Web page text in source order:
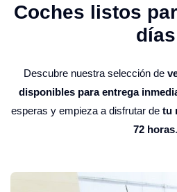
Coches listos
días​
Descubre nuestra selección de
disponibles para entrega
esperas y empieza a disfrutar de tu
72 horas.